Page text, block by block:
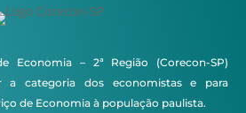
Economia – 2ª Região (Corecon-SP)
a categoria dos economistas e para
de Economia à população paulista.